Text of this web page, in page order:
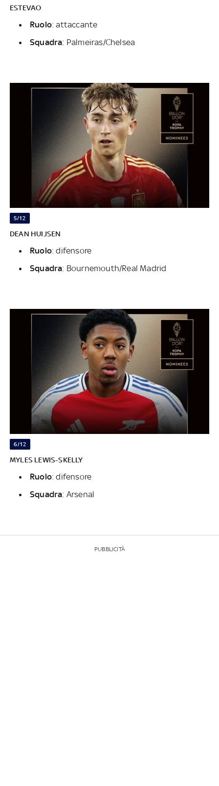
ESTEVAO
Ruolo: attaccante
Squadra: Palmeiras/Chelsea
5/12
DEAN HUIJSEN
Ruolo: difensore
Squadra: Bournemouth/Real Madrid
6/12
MYLES LEWIS-SKELLY
Ruolo: difensore
Squadra: Arsenal
PUBBLICITÀ